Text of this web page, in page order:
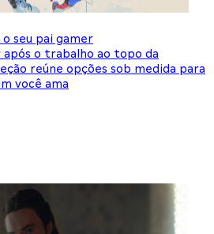
seu pai gamer
o trabalho ao topo da
reúne opções sob medida para
você ama